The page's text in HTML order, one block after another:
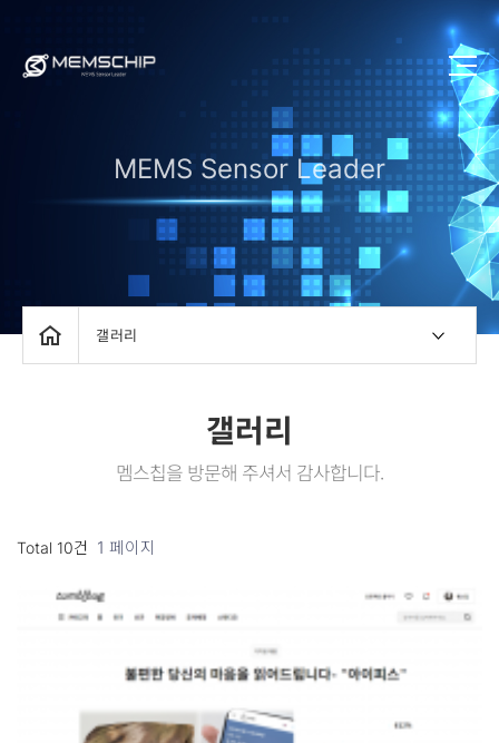
MEMS Sensor Leader
갤러리
갤러리
멤스칩을 방문해 주셔서 감사합니다.
Total 10건 1 페이지